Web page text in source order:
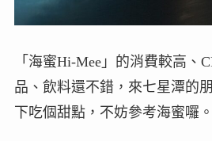
「海蜜Hi-Mee」的消費較高、
品、飲料還不錯，來七星潭的
下吃個甜點，不妨參考海蜜囉。